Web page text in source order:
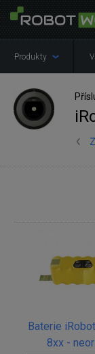
Produkty
Baterie
8xx -